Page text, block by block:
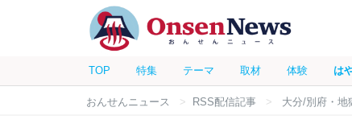
TOP 特集 テーマ 取材 体験 は
おんせんニュース RSS配信記事 大分/別府・地